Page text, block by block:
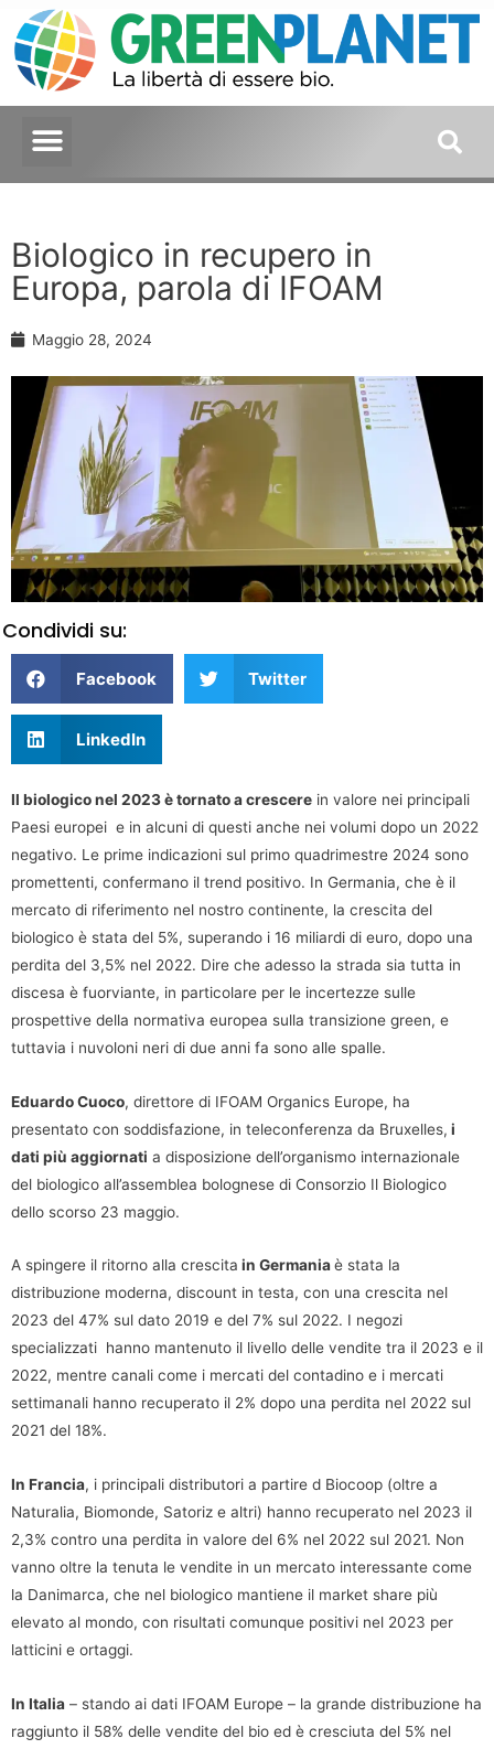
Biologico in recupero in
Europa, parola di IFOAM
Maggio 28, 2024
Condividi su:
Facebook Twitter
LinkedIn
Il biologico nel 2023 è tornato a crescere in valore nei principali
Paesi europei e in alcuni di questi anche nei volumi dopo un 2022
negativo. Le prime indicazioni sul primo quadrimestre 2024 sono
promettenti, confermano il trend positivo. In Germania, che è il
mercato di riferimento nel nostro continente, la crescita del
biologico è stata del 5%, superando i 16 miliardi di euro, dopo una
perdita del 3,5% nel 2022. Dire che adesso la strada sia tutta in
discesa è fuorviante, in particolare per le incertezze sulle
prospettive della normativa europea sulla transizione green, e
tuttavia i nuvoloni neri di due anni fa sono alle spalle.
Eduardo Cuoco, direttore di IFOAM Organics Europe, ha
presentato con soddisfazione, in teleconferenza da Bruxelles, i
dati più aggiornati a disposizione dell’organismo internazionale
del biologico all’assemblea bolognese di Consorzio Il Biologico
dello scorso 23 maggio.
A spingere il ritorno alla crescita in Germaniaè stata la
distribuzione moderna, discount in testa, con una crescita nel
2023 del 47% sul dato 2019 e del 7% sul 2022. I negozi
specializzati hanno mantenuto il livello delle vendite tra il 2023 e il
2022, mentre canali come i mercati del contadino e i mercati
settimanali hanno recuperato il 2% dopo una perdita nel 2022 sul
2021 del 18%.
In Francia, i principali distributori a partire d Biocoop (oltre a
Naturalia, Biomonde, Satoriz e altri) hanno recuperato nel 2023 il
2,3% contro una perdita in valore del 6% nel 2022 sul 2021. Non
vanno oltre la tenuta le vendite in un mercato interessante come
la Danimarca, che nel biologico mantiene il market share più
elevato al mondo, con risultati comunque positivi nel 2023 per
latticini e ortaggi.
In Italia – stando ai dati IFOAM Europe – la grande distribuzione ha
raggiunto il 58% delle vendite del bio ed è cresciuta del 5% nel